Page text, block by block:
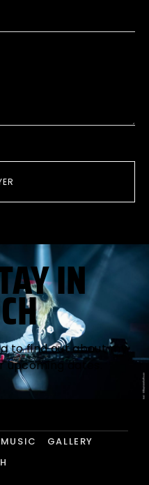
IN
to find out about my
upcoming dates.
MUSIC
GALLERY